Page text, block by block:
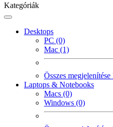
Kategóriák
Desktops
PC (0)
Mac (1)
Összes
Laptops & Notebooks
Macs (0)
Windows (0)